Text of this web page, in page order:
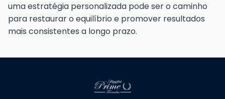
uma estratégia personalizada pode ser o caminho
para restaurar o equilíbrio e promover resultados
mais consistentes a longo prazo.